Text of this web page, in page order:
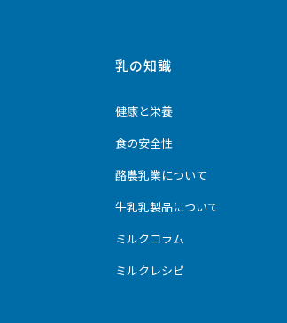
乳の知識
健康と栄養
食の安全性
酪農乳業について
牛乳乳製品について
ミルクコラム
ミルクレシピ